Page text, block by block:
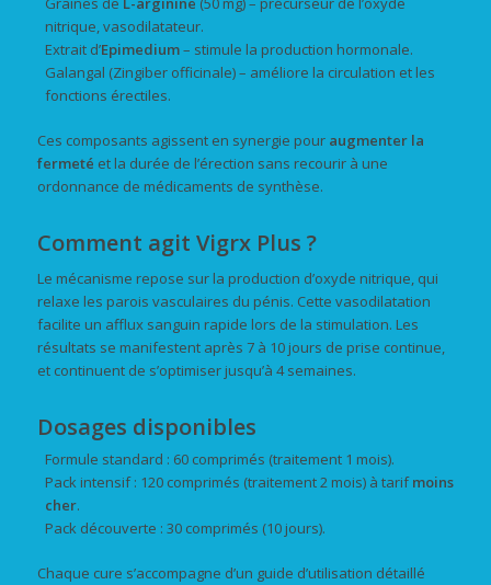
nitrique, vasodilatateur.
Extrait d’Epimedium– stimule la production hormonale.
Galangal (Zingiber officinale) – améliore la circulation et les
fonctions érectiles.
Ces composants agissent en synergie pour augmenter la
fermeté et la durée de l’érection sans recourir à une
ordonnance de médicaments de synthèse.
Comment agit Vigrx Plus ?
Le mécanisme repose sur la production d’oxyde nitrique, qui
relaxe les parois vasculaires du pénis. Cette vasodilatation
facilite un afflux sanguin rapide lors de la stimulation. Les
résultats se manifestent après 7 à 10 jours de prise continue,
et continuent de s’optimiser jusqu’à 4 semaines.
Dosages disponibles
Formule standard : 60 comprimés (traitement 1 mois).
Pack intensif : 120 comprimés (traitement 2 mois) à tarifmoins
cher.
Pack découverte : 30 comprimés (10 jours).
Chaque cure s’accompagne d’un guide d’utilisation détaillé